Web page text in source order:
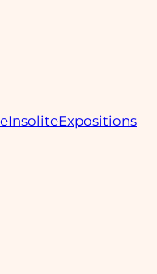
InsoliteExpositions